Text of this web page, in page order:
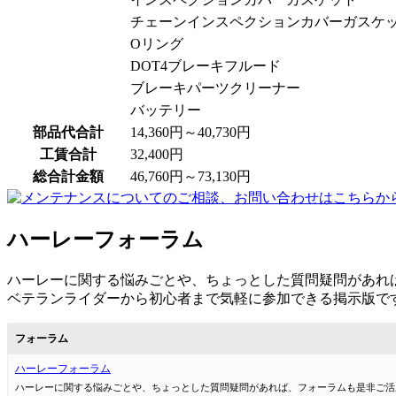
チェーンインスペクションカバーガスケ
Oリング
DOT4ブレーキフルード
ブレーキパーツクリーナー
バッテリー
部品代合計
14,360円～40,730円
工賃合計
32,400円
総合計金額
46,760円～73,130円
ハーレーフォーラム
ハーレーに関する悩みごとや、ちょっとした質問疑問があれ
ベテランライダーから初心者まで気軽に参加できる掲示版で
フォーラム
ハーレーフォーラム
ハーレーに関する悩みごとや、ちょっとした質問疑問があれば、フォーラムも是非ご